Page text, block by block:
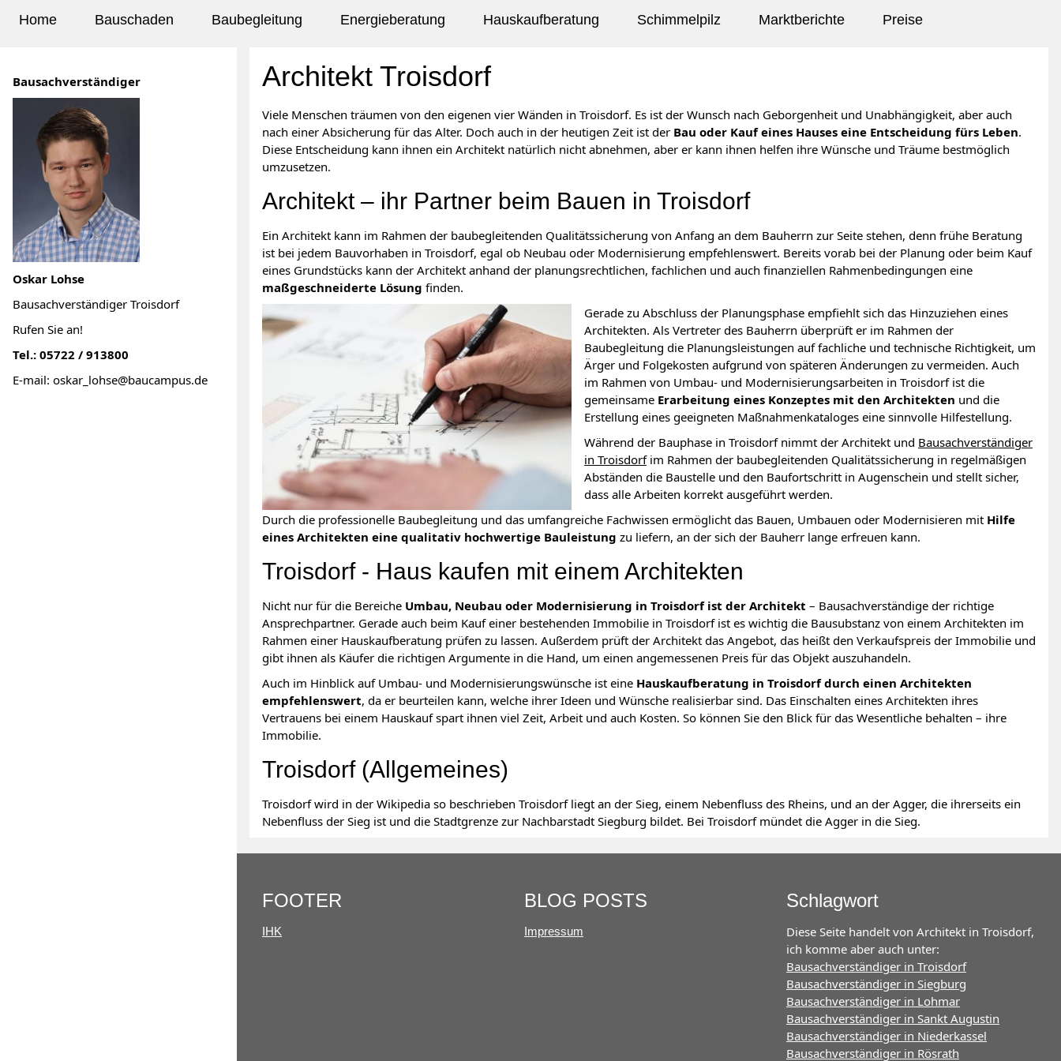
Home Bauschaden Baubegleitung Energieberatung Hauskaufberatung Schimmelpilz Marktberichte Preise
Bausachverständiger
Oskar Lohse
Bausachverständiger Troisdorf
Rufen Sie an!
Tel.: 05722 / 913800
E-mail: oskar_lohse@baucampus.de
Architekt Troisdorf
Viele Menschen träumen von den eigenen vier Wänden in Troisdorf. Es ist der Wunsch nach Geborgenheit und Unabhängigkeit, aber auch
nach einer Absicherung für das Alter. Doch auch in der heutigen Zeit ist der Bau oder Kauf eines Hauses eine Entscheidung fürs Leben.
Diese Entscheidung kann ihnen ein Architekt natürlich nicht abnehmen, aber er kann ihnen helfen ihre Wünsche und Träume bestmöglich
umzusetzen.
Architekt – ihr Partner beim Bauen in Troisdorf
Ein Architekt kann im Rahmen der baubegleitenden Qualitätssicherung von Anfang an dem Bauherrn zur Seite stehen, denn frühe Beratung
ist bei jedem Bauvorhaben in Troisdorf, egal ob Neubau oder Modernisierung empfehlenswert. Bereits vorab bei der Planung oder beim Kauf
eines Grundstücks kann der Architekt anhand der planungsrechtlichen, fachlichen und auch finanziellen Rahmenbedingungen eine
maßgeschneiderte Lösung finden.
Gerade zu Abschluss der Planungsphase empfiehlt sich das Hinzuziehen eines
Architekten. Als Vertreter des Bauherrn überprüft er im Rahmen der
Baubegleitung die Planungsleistungen auf fachliche und technische Richtigkeit, um
Ärger und Folgekosten aufgrund von späteren Änderungen zu vermeiden. Auch
im Rahmen von Umbau- und Modernisierungsarbeiten in Troisdorf ist die
gemeinsame Erarbeitung eines Konzeptes mit den Architekten und die
Erstellung eines geeigneten Maßnahmenkataloges eine sinnvolle Hilfestellung.
Während der Bauphase in Troisdorf nimmt der Architekt und Bausachverständiger
in Troisdorfim Rahmen der baubegleitenden Qualitätssicherung in regelmäßigen
Abständen die Baustelle und den Baufortschritt in Augenschein und stellt sicher,
dass alle Arbeiten korrekt ausgeführt werden.
Durch die professionelle Baubegleitung und das umfangreiche Fachwissen ermöglicht das Bauen, Umbauen oder Modernisieren mit Hilfe
eines Architekten eine qualitativ hochwertige Bauleistung zu liefern, an der sich der Bauherr lange erfreuen kann.
Troisdorf - Haus kaufen mit einem Architekten
Nicht nur für die Bereiche Umbau, Neubau oder Modernisierung in Troisdorf ist der Architekt – Bausachverständige der richtige
Ansprechpartner. Gerade auch beim Kauf einer bestehenden Immobilie in Troisdorf ist es wichtig die Bausubstanz von einem Architekten im
Rahmen einer Hauskaufberatung prüfen zu lassen. Außerdem prüft der Architekt das Angebot, das heißt den Verkaufspreis der Immobilie und
gibt ihnen als Käufer die richtigen Argumente in die Hand, um einen angemessenen Preis für das Objekt auszuhandeln.
Auch im Hinblick auf Umbau- und Modernisierungswünsche ist eine Hauskaufberatung in Troisdorf durch einen Architekten
empfehlenswert, da er beurteilen kann, welche ihrer Ideen und Wünsche realisierbar sind. Das Einschalten eines Architekten ihres
Vertrauens bei einem Hauskauf spart ihnen viel Zeit, Arbeit und auch Kosten. So können Sie den Blick für das Wesentliche behalten – ihre
Immobilie.
Troisdorf (Allgemeines)
Troisdorf wird in der Wikipedia so beschrieben Troisdorf liegt an der Sieg, einem Nebenfluss des Rheins, und an der Agger, die ihrerseits ein
Nebenfluss der Sieg ist und die Stadtgrenze zur Nachbarstadt Siegburg bildet. Bei Troisdorf mündet die Agger in die Sieg.
FOOTER
IHK
BLOG POSTS
Impressum
Schlagwort
Diese Seite handelt von Architekt in Troisdorf,
ich komme aber auch unter:
Bausachverständiger in Troisdorf
Bausachverständiger in Siegburg
Bausachverständiger in Lohmar
Bausachverständiger in Sankt Augustin
Bausachverständiger in Niederkassel
Bausachverständiger in Rösrath